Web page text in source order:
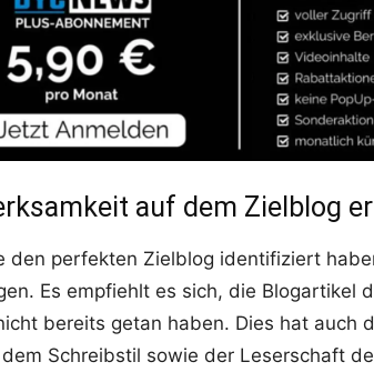
auf dem Zielblog
den perfekten Zielblog identifiziert
Es empfiehlt es sich, die Blogartikel
bereits getan haben. Dies hat auch
Schreibstil sowie der Leserschaft